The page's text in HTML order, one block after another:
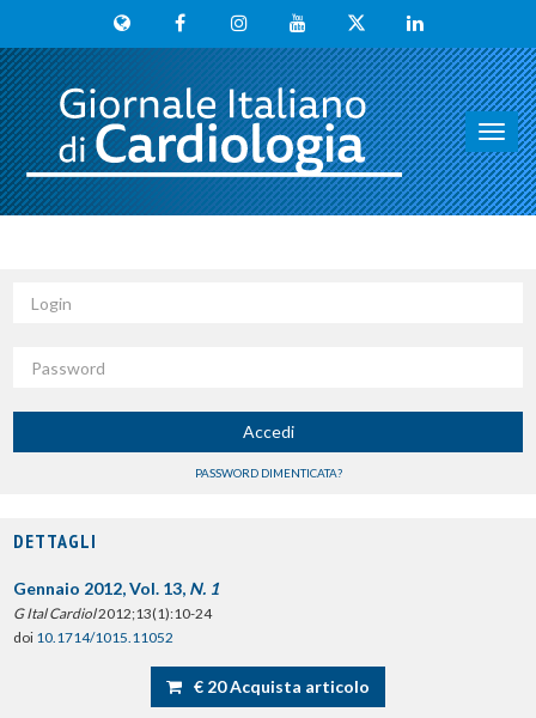
Accedi
PASSWORD DIMENTICATA?
DETTAGLI
Gennaio 2012, Vol. 13, N. 1
G Ital Cardiol2012;13(1):10-24
doi 10.1714/1015.11052
€ 20 Acquista articolo